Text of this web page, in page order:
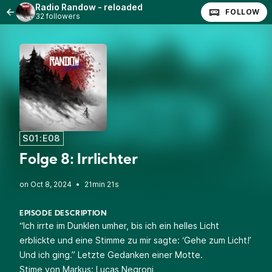
Radio Randow - reloaded
32 followers FOLLOW
S01:E08
Folge 8: Irrlichter
• 21min 21s
EPISODE DESCRIPTION
“Ich irrte im Dunklen umher, bis ich ein helles Licht
erblickte und eine Stimme zu mir sagte: ‘Gehe zum Licht!’
Und ich ging.” Letzte Gedanken einer Motte.
Stime von Markus: Lucas Negroni